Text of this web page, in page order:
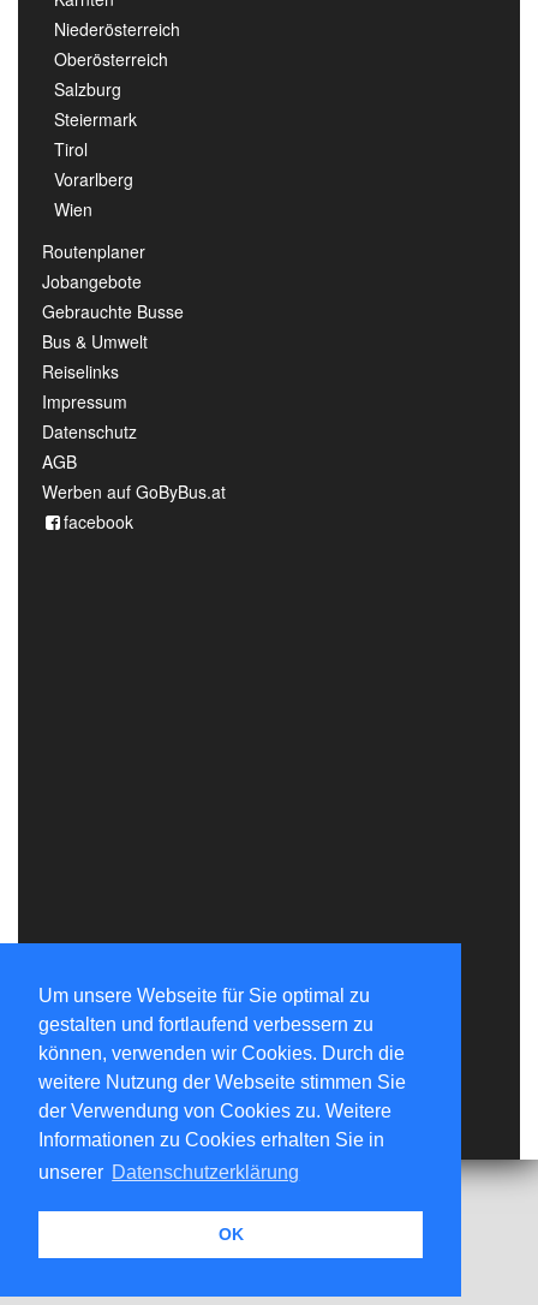
Um unsere Webseite für Sie optimal zu
gestalten und fortlaufend verbessern zu
können, verwenden wir Cookies. Durch die
weitere Nutzung der Webseite stimmen Sie
der Verwendung von Cookies zu. Weitere
Informationen zu Cookies erhalten Sie in
unserer Datenschutzerklärung
OK
Niederösterreich
Oberösterreich
Salzburg
Steiermark
Tirol
Vorarlberg
Wien
Routenplaner
Jobangebote
Gebrauchte Busse
Bus & Umwelt
Reiselinks
Impressum
Datenschutz
AGB
Werben auf GoByBus.at
facebook